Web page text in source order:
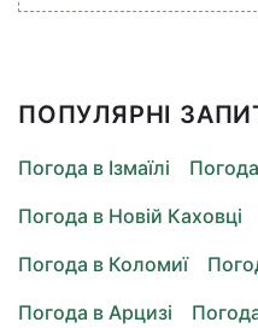
ПОПУЛЯРНІ
Погода в Ізмаїлі
Погода в Новій Каховці
Погода в Коломиї
Погода в Арцизі